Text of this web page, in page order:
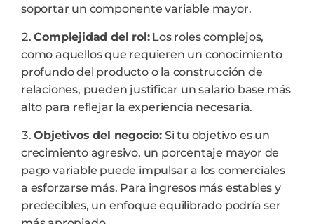
soportar un componente variable mayor.
Complejidad del rol:Los roles complejos,
como aquellos que requieren un conocimiento
profundo del producto o la construcción de
relaciones, pueden justificar un salario base más
alto para reflejar la experiencia necesaria.
Objetivos del negocio: Si tu objetivo es un
crecimiento agresivo, un porcentaje mayor de
pago variable puede impulsar a los comerciales
a esforzarse más. Para ingresos más estables y
predecibles, un enfoque equilibrado podría ser